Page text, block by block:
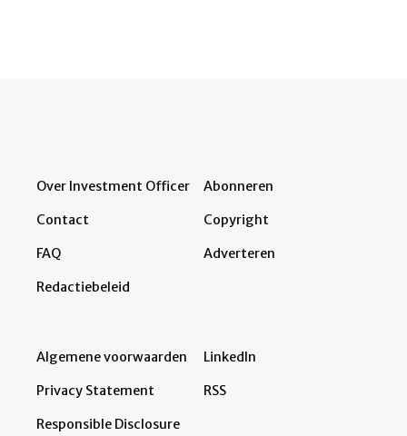
Over Investment Officer
Contact
FAQ
Redactiebeleid
Abonneren
Copyright
Adverteren
Algemene voorwaarden
Privacy Statement
Responsible Disclosure
LinkedIn
RSS